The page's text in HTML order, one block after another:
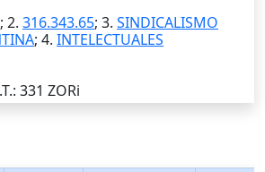
; 2. 316.343.65; 3. SINDICALISMO
; 4. INTELECTUALES
: 331 ZORi